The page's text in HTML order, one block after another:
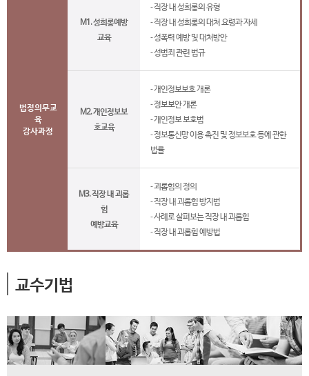
법정의무교
육
강사과정
M1. 성희롱예방
교육
- 직장 내 성희롱의 유형
- 직장 내 성희롱의 대처 요령과 자세
- 성폭력 예방 및 대처방안
- 성범죄 관련 법규
M2. 개인정보보
호교육
- 개인정보보호 개론
- 정보보안 개론
- 개인정보 보호법
- 정보통신망 이용 촉진 및 정보보호 등에 관한
법률
M3. 직장 내 괴롭
힘
예방교육
- 괴롭힘의 정의
- 직장 내 괴롭힘 방지법
- 사례로 살펴보는 직장 내 괴롭힘
- 직장 내 괴롭힘 예방법
교수기법